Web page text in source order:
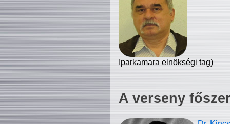
Iparkamara elnökségi tag)
A verseny